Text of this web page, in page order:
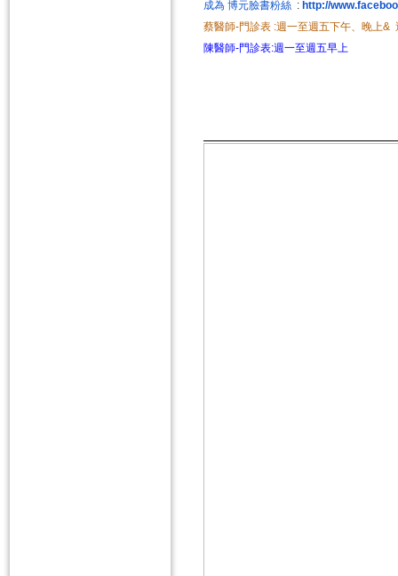
成為 博元臉書粉絲 : http://
蔡醫師-門診表 :週一至週五下午、晚上&
陳醫師-門診表:週一至週五早上